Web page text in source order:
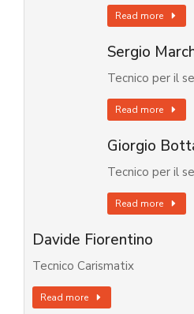
Read more
Sergio
Tecnico per il
Read more
Giorgio
Tecnico per il
Read more
Davide Fiorentino
Tecnico Carismatix
Read more